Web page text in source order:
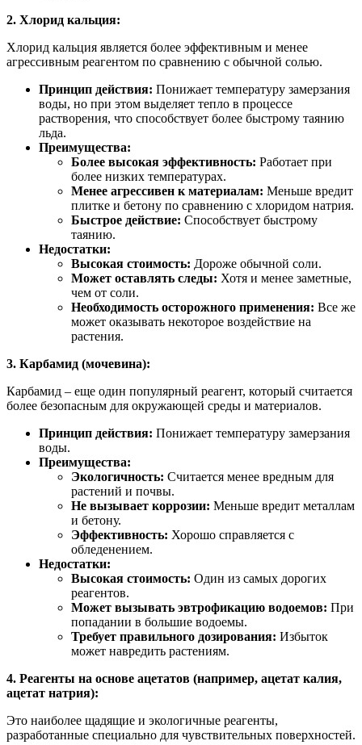
2. Хлорид кальция:
Хлорид кальция является более эффективным и менее
агрессивным реагентом по сравнению с обычной солью.
Принцип действия: Понижает температуру замерзания
воды, но при этом выделяет тепло в процессе
растворения, что способствует более быстрому таянию
льда.
Преимущества:
Более высокая эффективность: Работает при
более низких температурах.
Менее агрессивен к материалам: Меньше вредит
плитке и бетону по сравнению с хлоридом натрия.
Быстрое действие: Способствует быстрому
таянию.
Недостатки:
Высокая стоимость: Дороже обычной соли.
Может оставлять следы: Хотя и менее заметные,
чем от соли.
Необходимость осторожного применения: Все же
может оказывать некоторое воздействие на
растения.
3. Карбамид (мочевина):
Карбамид – еще один популярный реагент, который считается
более безопасным для окружающей среды и материалов.
Принцип действия: Понижает температуру замерзания
воды.
Преимущества:
Экологичность: Считается менее вредным для
растений и почвы.
Не вызывает коррозии: Меньше вредит металлам
и бетону.
Эффективность: Хорошо справляется с
обледенением.
Недостатки:
Высокая стоимость: Один из самых дорогих
реагентов.
Может вызывать эвтрофикацию водоемов: При
попадании в большие водоемы.
Требует правильного дозирования: Избыток
может навредить растениям.
4. Реагенты на основе ацетатов (например, ацетат калия,
ацетат натрия):
Это наиболее щадящие и экологичные реагенты,
разработанные специально для чувствительных поверхностей.